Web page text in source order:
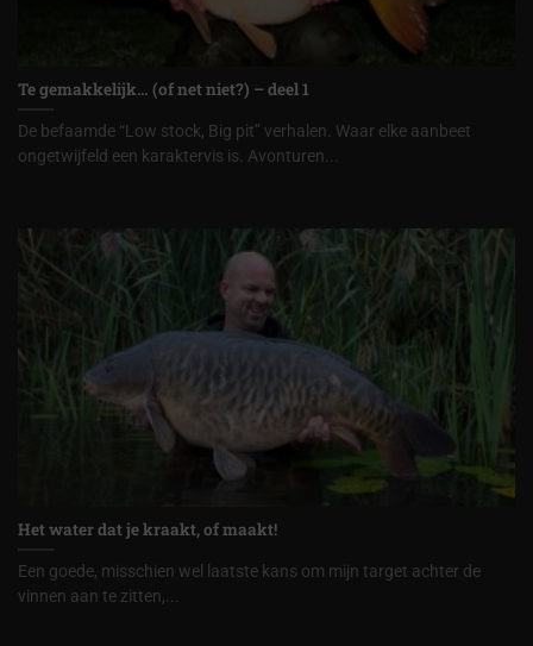
Te gemakkelijk… (of net niet?) – deel 1
De befaamde “Low stock, Big pit” verhalen. Waar elke aanbeet
ongetwijfeld een karaktervis is. Avonturen...
Het water dat je kraakt, of maakt!
Een goede, misschien wel laatste kans om mijn target achter de
vinnen aan te zitten,...